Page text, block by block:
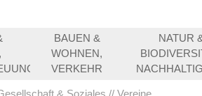
BAUEN &
WOHNEN,
VERKEHR
NATUR
& Soziales Vereine